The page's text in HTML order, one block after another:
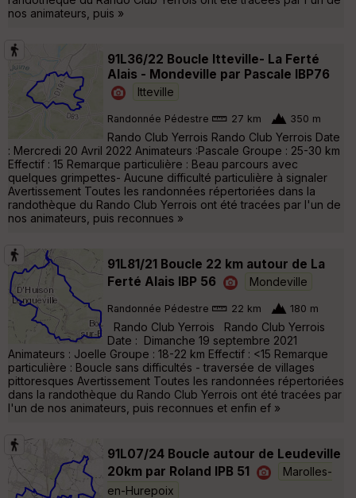
nos animateurs, puis »
91L36/22 Boucle Itteville- La Ferté
Alais - Mondeville par Pascale IBP76
Itteville
Randonnée Pédestre 27 km 350 m
Rando Club Yerrois Rando Club Yerrois Date
: Mercredi 20 Avril 2022 Animateurs :Pascale Groupe : 25-30 km
Effectif : 15 Remarque particulière : Beau parcours avec
quelques grimpettes- Aucune difficulté particulière à signaler
Avertissement Toutes les randonnées répertoriées dans la
randothèque du Rando Club Yerrois ont été tracées par l'un de
nos animateurs, puis reconnues »
91L81/21 Boucle 22 km autour de La
Ferté Alais IBP 56
Mondeville
Randonnée Pédestre 22 km 180 m
Rando Club Yerrois Rando Club Yerrois
Date : Dimanche 19 septembre 2021
Animateurs : Joelle Groupe : 18-22 km Effectif : <15 Remarque
particulière : Boucle sans difficultés - traversée de villages
pittoresques Avertissement Toutes les randonnées répertoriées
dans la randothèque du Rando Club Yerrois ont été tracées par
l'un de nos animateurs, puis reconnues et enfin ef »
91L07/24 Boucle autour de Leudeville
20km par Roland IPB 51
Marolles-
en-Hurepoix